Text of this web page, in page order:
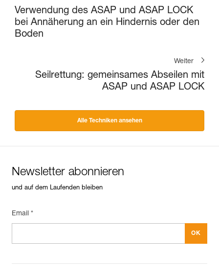
Verwendung des ASAP und ASAP LOCK
bei Annäherung an ein Hindernis oder den
Boden
Weiter
Seilrettung: gemeinsames Abseilen mit
ASAP und ASAP LOCK
Alle Techniken ansehen
Newsletter abonnieren
und auf dem Laufenden bleiben
Email *